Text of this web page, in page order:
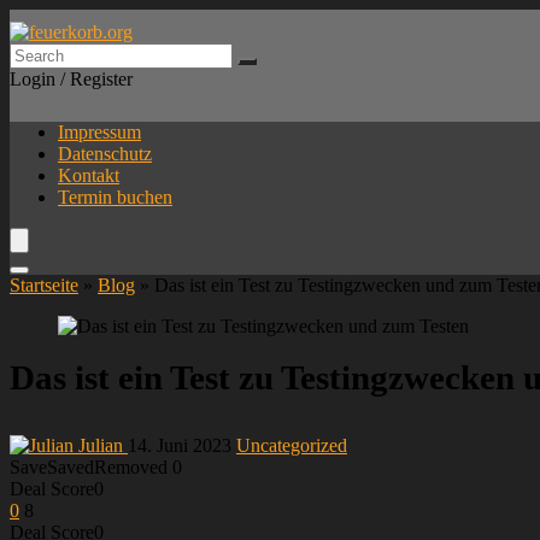
Login / Register
Impressum
Datenschutz
Kontakt
Termin buchen
Startseite » Blog » Das ist ein Test zu Testingzwecken und zum
Das ist ein Test zu Testingzwecken
Julian 14. Juni 2023 Uncategorized
SaveSavedRemoved 0
Deal Score0
0 8
Deal Score0